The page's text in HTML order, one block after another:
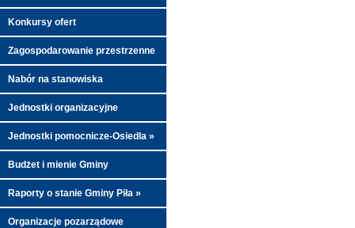
Konkursy ofert
Zagospodarowanie przestrzenne
Nabór na stanowiska
Jednostki organizacyjne
Jednostki pomocnicze-Osiedla »
Budżet i mienie Gminy
Raporty o stanie Gminy Piła »
Organizacje pozarządowe